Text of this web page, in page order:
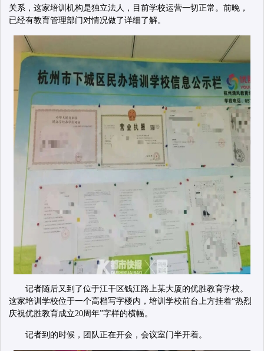
关系，这家培训机构是独立法人，目前学校运营一切正常。前晚，
已经有教育管理部门对情况做了详细了解。
记者随后又到了位于江干区钱江路上某大厦的优胜教育学校。
这家培训学校位于一个高档写字楼内，培训学校前台上方挂着“热烈
庆祝优胜教育成立20周年”字样的横幅。
记者到的时候，团队正在开会，会议室门半开着。